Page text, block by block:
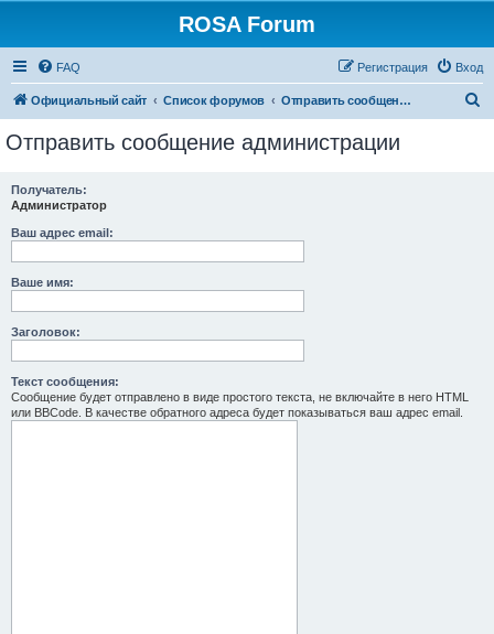
ROSA Forum
FAQ Вход
Регистрация
Официальный сайт Список форумов Отправить сообщение администрации
Отправить сообщение администрации
Получатель:
Администратор
Ваш адрес email:
Ваше имя:
Заголовок:
Текст сообщения:
Сообщение будет отправлено в виде простого текста, не включайте в него HTML
или BBCode. В качестве обратного адреса будет показываться ваш адрес email.